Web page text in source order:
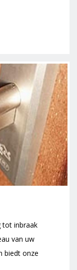
tot inbraak
van uw
biedt onze